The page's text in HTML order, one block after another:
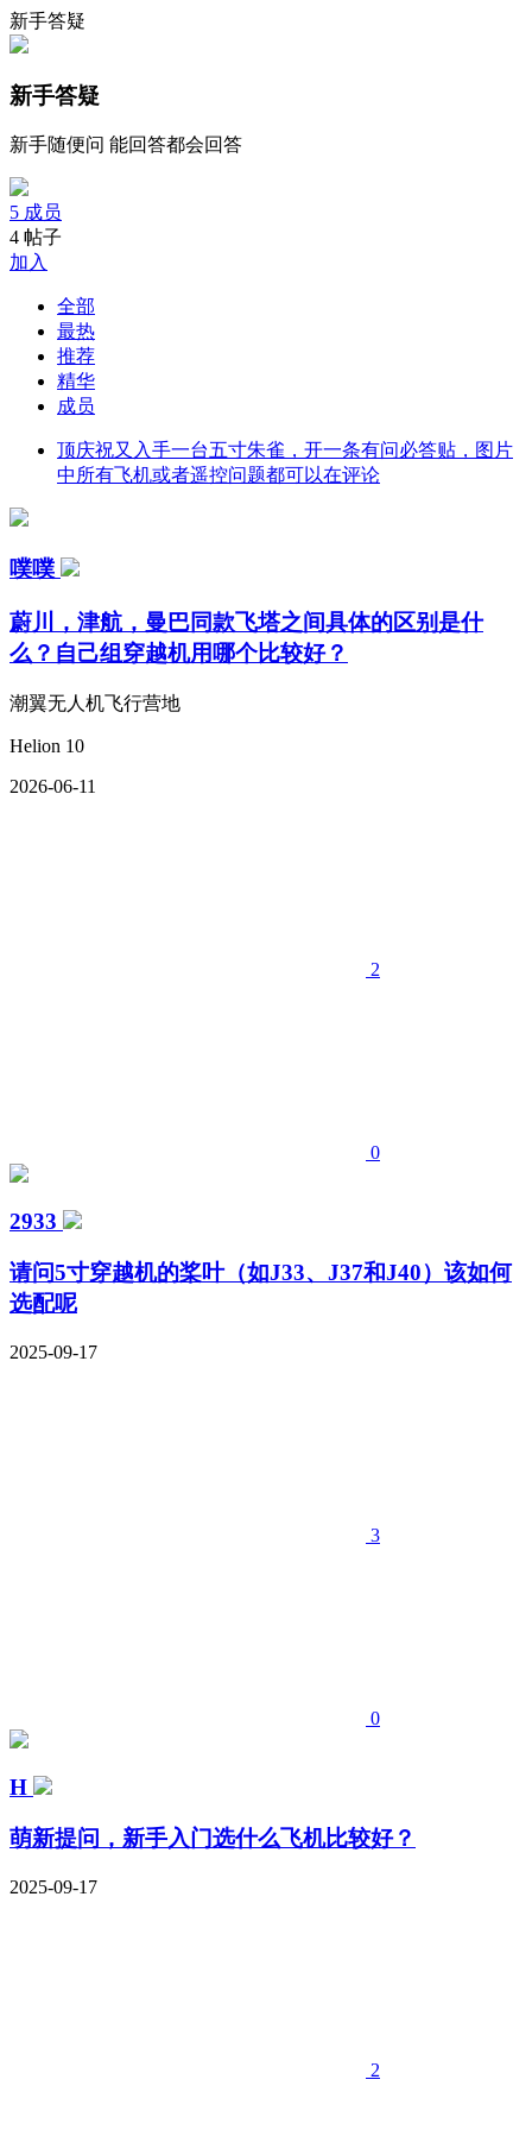
新手答疑
新手答疑
新手随便问 能回答都会回答
5 成员
4 帖子
加入
全部
最热
推荐
精华
成员
顶庆祝又入手一台五寸朱雀，开一条有问必答贴，图片
中所有飞机或者遥控问题都可以在评论
噗噗
蔚川，津航，曼巴同款飞塔之间具体的区别是什
么？自己组穿越机用哪个比较好？
潮翼无人机飞行营地
Helion 10
2026-06-11
2
0
2933
请问5寸穿越机的桨叶（如J33、J37和J40）该如何
选配呢
2025-09-17
3
0
H
萌新提问，新手入门选什么飞机比较好？
2025-09-17
2